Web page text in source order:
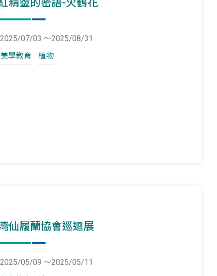
精靈的密語-火鶴花
07/03 ～2025/08/31
美學教育
植物
仙履蘭協會巡迴展
05/09 ～2025/05/11